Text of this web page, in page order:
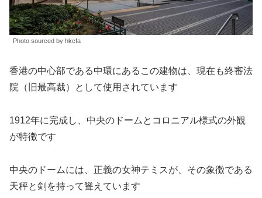
Photo sourced by hkcfa
香港の中心部である中環にあるこの建物は、現在も終審法
院（旧最高裁）として使用されています
1912年に完成し、中央のドームとコロニアル様式の外観
が特徴です
中央のドームには、正義の女神テミスが、その象徴である
天秤と剣を持って聳えています